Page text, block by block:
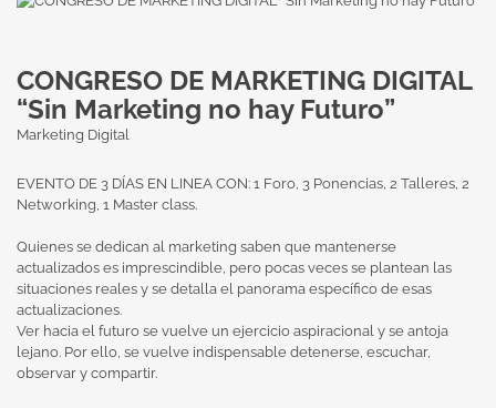
CONGRESO DE MARKETING DIGITAL
“Sin Marketing no hay Futuro”
Marketing Digital
EVENTO DE 3 DÍAS EN LINEA CON: 1 Foro, 3 Ponencias, 2 Talleres, 2
Networking, 1 Master class.
Quienes se dedican al marketing saben que mantenerse
actualizados es imprescindible, pero pocas veces se plantean las
situaciones reales y se detalla el panorama específico de esas
actualizaciones.
Ver hacia el futuro se vuelve un ejercicio aspiracional y se antoja
lejano. Por ello, se vuelve indispensable detenerse, escuchar,
observar y compartir.